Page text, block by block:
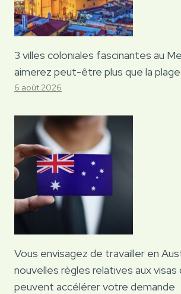
3 villes coloniales fascinantes au
aimerez peut-être plus que la plage
6 août 2026
Vous envisagez de travailler en
nouvelles règles relatives aux visas
peuvent accélérer votre demande